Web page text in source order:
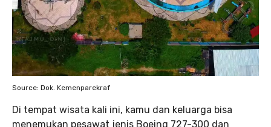
Source: Dok. Kemenparekraf
Di tempat wisata kali ini, kamu dan keluarga bisa
menemukan pesawat jenis Boeing 727-300 dan